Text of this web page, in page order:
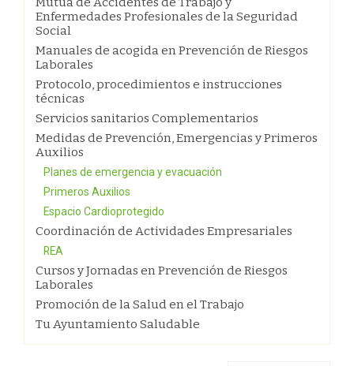
Enfermedades Profesionales de la Seguridad
Social
Manuales de acogida en Prevención de Riesgos
Laborales
Protocolo, procedimientos e instrucciones
técnicas
Servicios sanitarios Complementarios
Medidas de Prevención, Emergencias y Primeros
Auxilios
Planes de emergencia y evacuación
Primeros Auxilios
Espacio Cardioprotegido
Coordinación de Actividades Empresariales
REA
Cursos y Jornadas en Prevención de Riesgos
Laborales
Promoción de la Salud en el Trabajo
Tu Ayuntamiento Saludable